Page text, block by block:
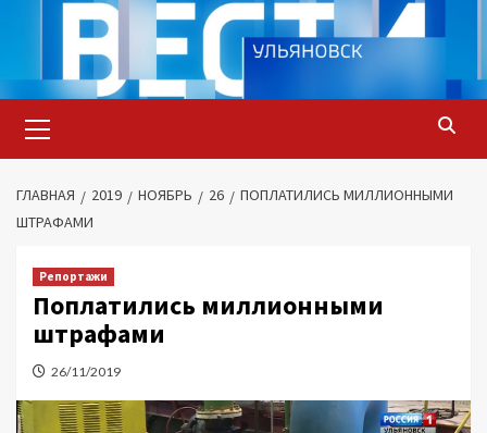
содержимому
меню
ГЛАВНАЯ 2019 НОЯБРЬ 26
ПОПЛАТИЛИСЬ МИЛЛИОННЫМИ
ШТРАФАМИ
Репортажи
Поплатились миллионными
штрафами
26/11/2019